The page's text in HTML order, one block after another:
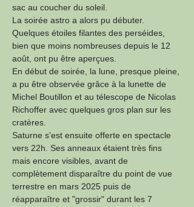
sac au coucher du soleil.
La soirée astro a alors pu débuter.
Quelques étoiles filantes des perséides,
bien que moins nombreuses depuis le 12
août, ont pu être aperçues.
En début de soirée, la lune, presque pleine,
a pu être observée grâce à la lunette de
Michel Boutillon et au télescope de Nicolas
Richoffer avec quelques gros plan sur les
cratères.
Saturne s'est ensuite offerte en spectacle
vers 22h. Ses anneaux étaient très fins
mais encore visibles, avant de
complètement disparaître du point de vue
terrestre en mars 2025 puis de
réapparaître et "grossir" durant les 7